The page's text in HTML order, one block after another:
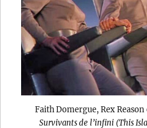
Faith Domergue, Rex
Survivants de l’infini (This